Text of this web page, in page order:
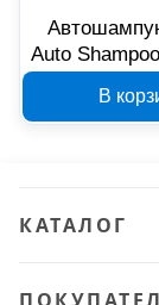
Auto
В
КАТАЛОГ